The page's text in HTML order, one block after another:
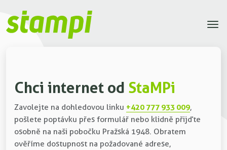
Chci internet od StaMPi
Zavolejte na dohledovou linku +420 777 933 009,
pošlete poptávku přes formulář nebo klidně přijďte
osobně na naši pobočku Pražská 1948. Obratem
ověříme dostupnost na požadované adrese,